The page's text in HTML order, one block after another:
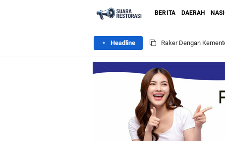
BERITA DAERAH
Headline Raker Dengan
PRNU Lingga Gelar
Menhaj : Haji 2026
12 Desa Di